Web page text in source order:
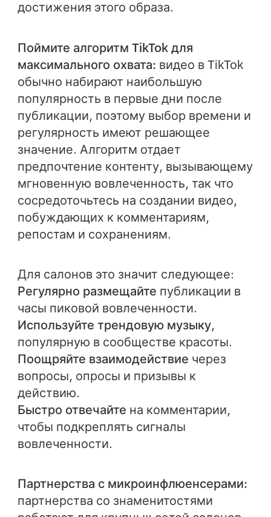
достижения этого образа.
Поймите алгоритм TikTok для
максимального охвата: видео в TikTok
обычно набирают наибольшую
популярность в первые дни после
публикации, поэтому выбор времени и
регулярность имеют решающее
значение. Алгоритм отдает
предпочтение контенту, вызывающему
мгновенную вовлеченность, так что
сосредоточьтесь на создании видео,
побуждающих к комментариям,
репостам и сохранениям.
Для салонов это значит следующее:
Регулярно размещайте публикации в
часы пиковой вовлеченности.
Используйте трендовую музыку,
популярную в сообществе красоты.
Поощряйте взаимодействие через
вопросы, опросы и призывы к
действию.
Быстро отвечайте на комментарии,
чтобы подкреплять сигналы
вовлеченности.
Партнерства с микроинфлюенсерами:
партнерства со знаменитостями